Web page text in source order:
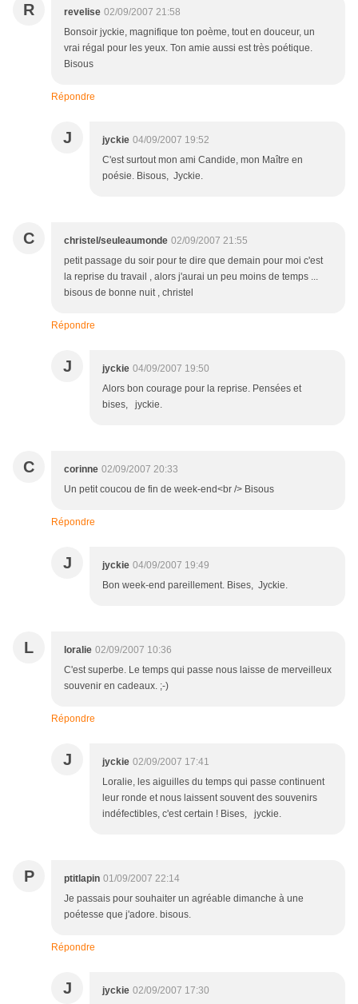
R revelise 02/09/2007 21:58
Bonsoir jyckie, magnifique ton poème, tout en douceur, un
vrai régal pour les yeux. Ton amie aussi est très poétique.
Bisous
Répondre
J jyckie 04/09/2007 19:52
C'est surtout mon ami Candide, mon Maître en
poésie. Bisous, Jyckie.
C christel/seuleaumonde 02/09/2007 21:55
petit passage du soir pour te dire que demain pour moi c'est
la reprise du travail , alors j'aurai un peu moins de temps ...
bisous de bonne nuit , christel
Répondre
J jyckie 04/09/2007 19:50
Alors bon courage pour la reprise. Pensées et
bises, jyckie.
C corinne 02/09/2007 20:33
Un petit coucou de fin de week-end<br /> Bisous
Répondre
J jyckie 04/09/2007 19:49
Bon week-end pareillement. Bises, Jyckie.
L loralie 02/09/2007 10:36
C'est superbe. Le temps qui passe nous laisse de merveilleux
souvenir en cadeaux. ;-)
Répondre
J jyckie 02/09/2007 17:41
Loralie, les aiguilles du temps qui passe continuent
leur ronde et nous laissent souvent des souvenirs
indéfectibles, c'est certain ! Bises, jyckie.
P ptitlapin 01/09/2007 22:14
Je passais pour souhaiter un agréable dimanche à une
poétesse que j'adore. bisous.
Répondre
J jyckie 02/09/2007 17:30